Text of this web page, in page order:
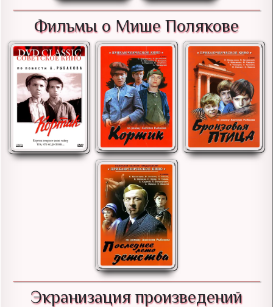
Фильмы о Мише Полякове
Экранизация произведений